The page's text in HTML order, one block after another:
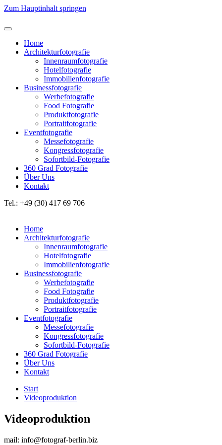
Zum Hauptinhalt springen
Home
Architekturfotografie
Innenraumfotografie
Hotelfotografie
Immobilienfotografie
Businessfotografie
Werbefotografie
Food Fotografie
Produktfotografie
Portraitfotografie
Eventfotografie
Messefotografie
Kongressfotografie
Sofortbild-Fotografie
360 Grad Fotografie
Über Uns
Kontakt
Tel.: +49 (30) 417 69 706
Home
Architekturfotografie
Innenraumfotografie
Hotelfotografie
Immobilienfotografie
Businessfotografie
Werbefotografie
Food Fotografie
Produktfotografie
Portraitfotografie
Eventfotografie
Messefotografie
Kongressfotografie
Sofortbild-Fotografie
360 Grad Fotografie
Über Uns
Kontakt
Start
Videoproduktion
Videoproduktion
mail: info@fotograf-berlin.biz